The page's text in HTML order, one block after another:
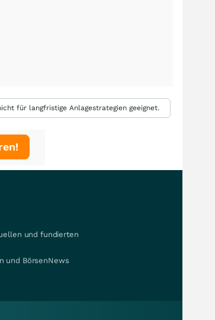
für langfristige Anlagestrategien geeignet.
und fundierten
und BörsenNews